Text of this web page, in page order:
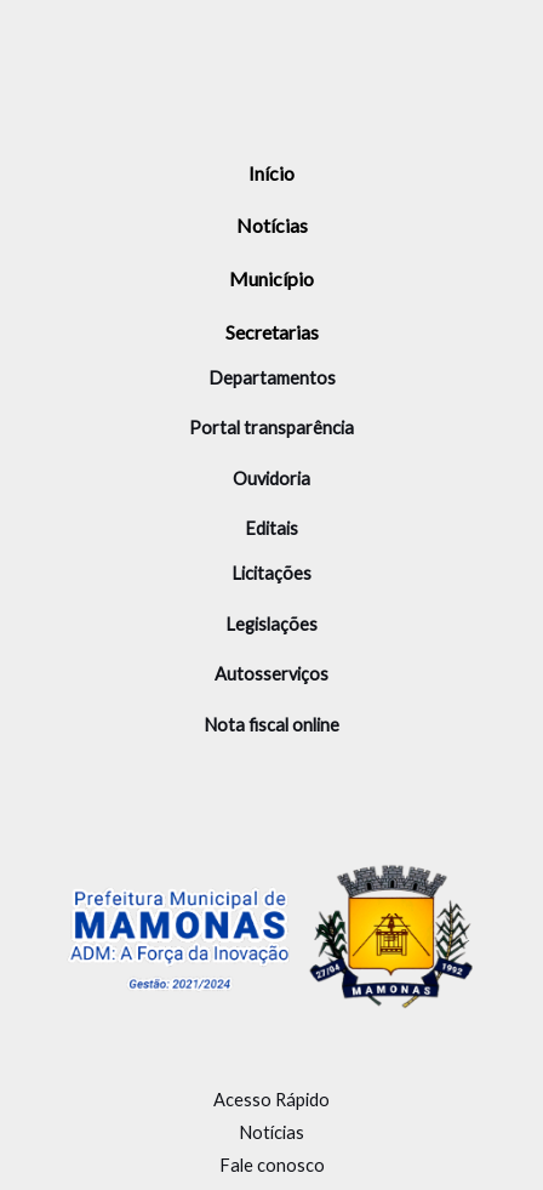
Início
Notícias
Município
Secretarias
Departamentos
Portal transparência
Ouvidoria
Editais
Licitações
Legislações
Autosserviços
Nota fiscal online
Acesso Rápido
Notícias
Fale conosco